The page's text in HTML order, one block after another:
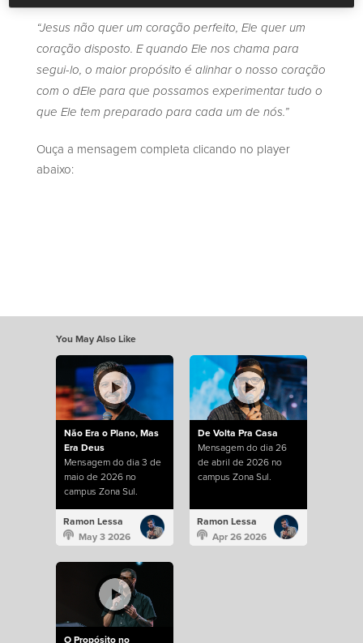
“Jesus não quer um coração perfeito, Ele quer um
coração disposto. E quando Ele nos chama para
segui-lo, o maior propósito é alinhar o nosso coração
com o dEle para que possamos experimentar tudo o
que Ele tem preparado para cada um de nós.”
Ouça a mensagem completa clicando no player
abaixo:
You May Also Like
Não Era o Plano, Mas
Era Deus
Mensagem do dia 3 de
maio de 2026 no
campus Zona Sul.
Ramon Lessa
May 3 2026
De Volta Pra Casa
Mensagem do dia 26
de abril de 2026 no
campus Zona Sul.
Ramon Lessa
Apr 26 2026
O Propósito no